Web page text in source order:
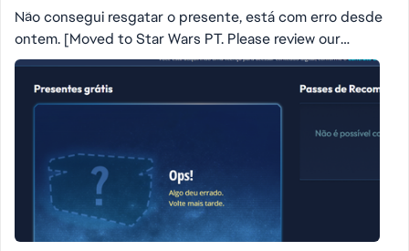
Não consegui resgatar o presente, está com erro desde
ontem. [Moved to Star Wars PT. Please review our
guidelines regarding language posts - CM]